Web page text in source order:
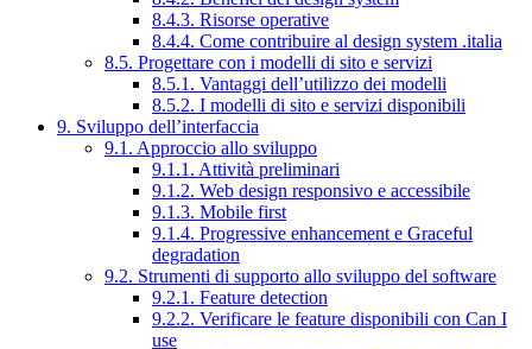
8.4.3. Risorse operative
8.4.4. Come contribuire al design system .italia
8.5. Progettare con i modelli di sito e servizi
8.5.1. Vantaggi dell’utilizzo dei modelli
8.5.2. I modelli di sito e servizi disponibili
9. Sviluppo dell’interfaccia
9.1. Approccio allo sviluppo
9.1.1. Attività preliminari
9.1.2. Web design responsivo e accessibile
9.1.3. Mobile first
9.1.4. Progressive enhancement e Graceful
degradation
9.2. Strumenti di supporto allo sviluppo del software
9.2.1. Feature detection
9.2.2. Verificare le feature disponibili con Can I
use